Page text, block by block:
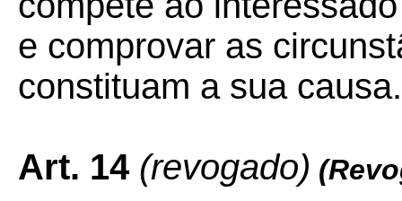
e comprovar as
constituam a sua causa.
Art. 14 (revogado)